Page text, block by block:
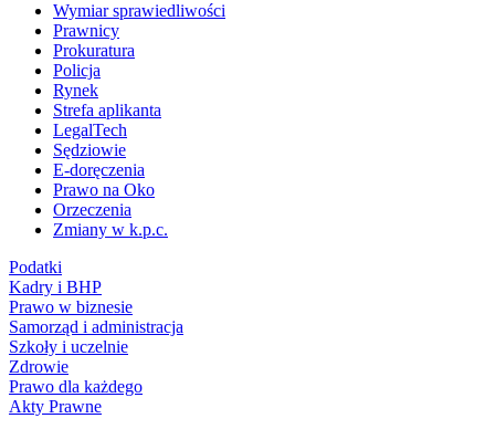
Wymiar sprawiedliwości
Prawnicy
Prokuratura
Policja
Rynek
Strefa aplikanta
LegalTech
Sędziowie
E-doręczenia
Prawo na Oko
Orzeczenia
Zmiany w k.p.c.
Podatki
Kadry i BHP
Prawo w biznesie
Samorząd i administracja
Szkoły i uczelnie
Zdrowie
Prawo dla każdego
Akty Prawne